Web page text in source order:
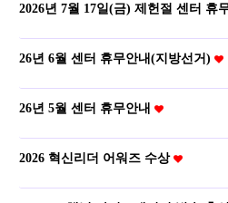
2026년 7월 17일(금) 제헌절 센터 휴
26년 6월 센터 휴무안내(지방선거)
26년 5월 센터 휴무안내
2026 혁신리더 어워즈 수상